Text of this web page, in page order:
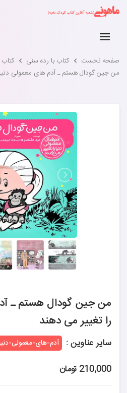
صفحه نخست کتاب با رده سنی
من جین گودال هستم ـ آدم های معمولی
من جین گودال هستم ـ
را تغییر می دهند
سایر عناوین : آدم‌-های-معمولی-
210,000 تومان